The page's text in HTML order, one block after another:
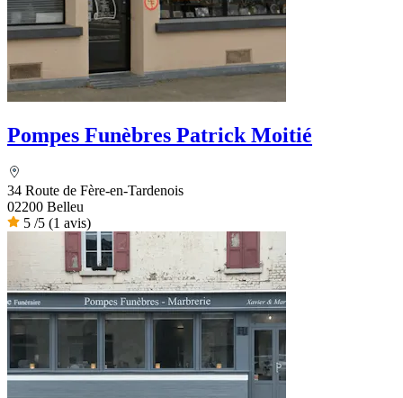
Pompes Funèbres Patrick Moitié
34 Route de Fère-en-Tardenois
02200 Belleu
5 /5 (1 avis)